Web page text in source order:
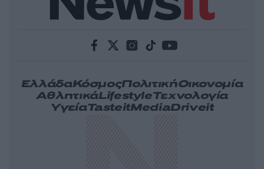
ΕλλάδαΚόσμοςΠολιτικήΟικονομία
ΑθλητικάLifestyleΤεχνολογία
ΥγείαTasteitMediaDriveit